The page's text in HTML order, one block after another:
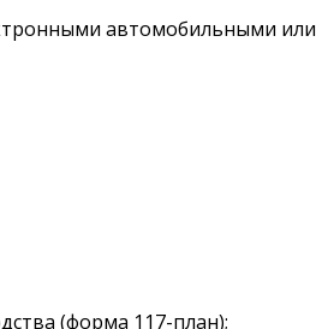
автомобильными или
(форма 117-план);